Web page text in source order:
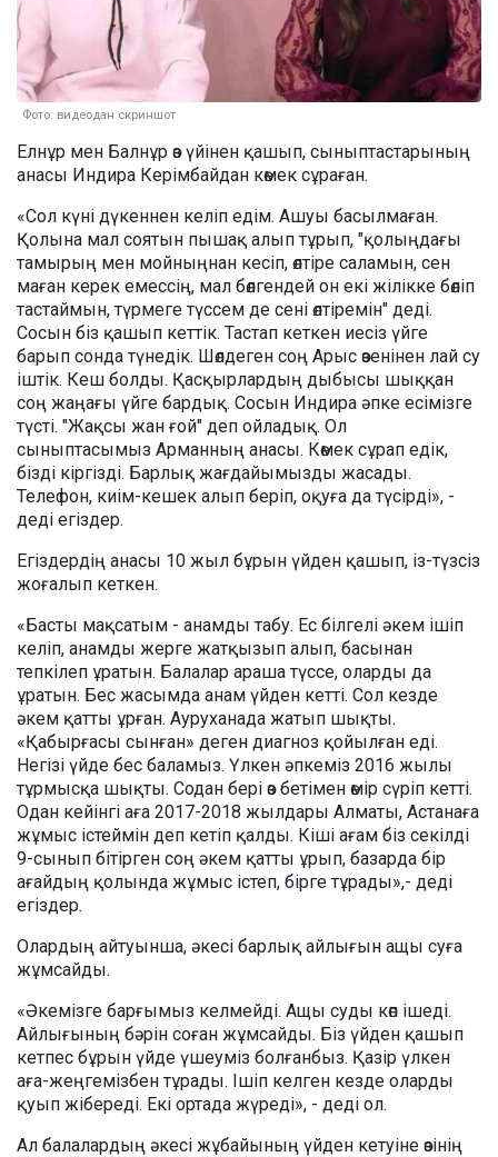
Фото: видеодан скриншот
Елнұр мен Балнұр өз үйінен қашып, сыныптастарының
анасы Индира Керімбайдан көмек сұраған.
«Сол күні дүкеннен келіп едім. Ашуы басылмаған.
Қолына мал соятын пышақ алып тұрып, "қолыңдағы
тамырың мен мойныңнан кесіп, өлтіре саламын, сен
маған керек емессің, мал бөлгендей он екі жілікке бөліп
тастаймын, түрмеге түссем де сені өлтіремін" деді.
Сосын біз қашып кеттік. Тастап кеткен иесіз үйге
барып сонда түнедік. Шөлдеген соң Арыс өзенінен лай су
іштік. Кеш болды. Қасқырлардың дыбысы шыққан
соң жаңағы үйге бардық. Сосын Индира әпке есімізге
түсті. "Жақсы жан ғой" деп ойладық. Ол
сыныптасымыз Арманның анасы. Көмек сұрап едік,
бізді кіргізді. Барлық жағдайымызды жасады.
Телефон, киім-кешек алып беріп, оқуға да түсірді», -
деді егіздер.
Егіздердің анасы 10 жыл бұрын үйден қашып, із-түзсіз
жоғалып кеткен.
«Басты мақсатым - анамды табу. Ес білгелі әкем ішіп
келіп, анамды жерге жатқызып алып, басынан
тепкілеп ұратын. Балалар араша түссе, оларды да
ұратын. Бес жасымда анам үйден кетті. Сол кезде
әкем қатты ұрған. Ауруханада жатып шықты.
«Қабырғасы сынған» деген диагноз қойылған еді.
Негізі үйде бес баламыз. Үлкен әпкеміз 2016 жылы
тұрмысқа шықты. Содан бері өз бетімен өмір сүріп кетті.
Одан кейінгі аға 2017-2018 жылдары Алматы, Астанаға
жұмыс істеймін деп кетіп қалды. Кіші ағам біз секілді
9-сынып бітірген соң әкем қатты ұрып, базарда бір
ағайдың қолында жұмыс істеп, бірге тұрады»,- деді
егіздер.
Олардың айтуынша, әкесі барлық айлығын ащы суға
жұмсайды.
«Әкемізге барғымыз келмейді. Ащы суды көп ішеді.
Айлығының бәрін соған жұмсайды. Біз үйден қашып
кетпес бұрын үйде үшеуміз болғанбыз. Қазір үлкен
аға-жеңгемізбен тұрады. Ішіп келген кезде оларды
қуып жібереді. Екі ортада жүреді», - деді ол.
Ал балалардың әкесі жұбайының үйден кетуіне өзінің